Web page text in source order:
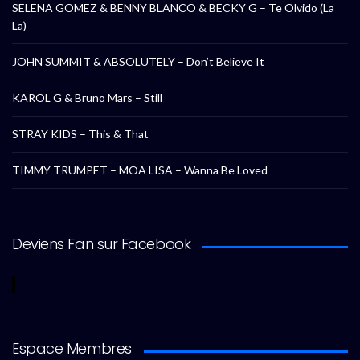
SELENA GOMEZ & BENNY BLANCO & BECKY G – Te Olvido (La
La)
JOHN SUMMIT & ABSOLUTELY – Don’t Believe It
KAROL G & Bruno Mars – Still
STRAY KIDS – This & That
TIMMY TRUMPET – MOA LISA – Wanna Be Loved
Deviens Fan sur Facebook
Espace Membres